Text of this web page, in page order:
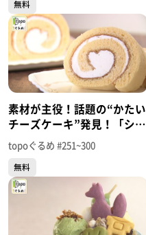
るめ】
無料
素材が主役！話題の“かたい
チーズケーキ”発見！「シ
ェ･ササキ」（気仙沼市上田
中）＃298【topoぐるめ】
topoぐるめ #251~300
無料